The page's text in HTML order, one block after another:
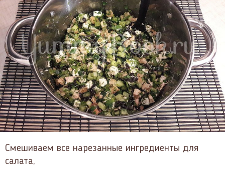
Смешиваем все нарезанные ингредиенты для
салата,